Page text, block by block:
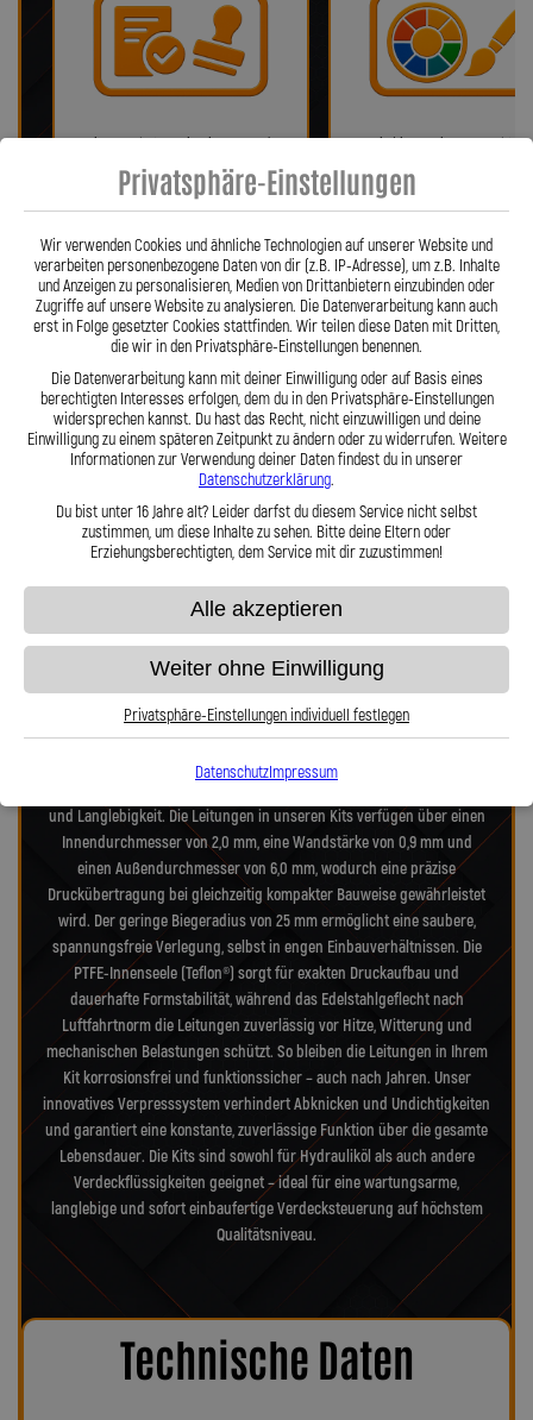
Bei uns erhalten Sie eine ABE oder
ein Teilegutachten (falls
notwendig)!
Wir bieten eine Auswahl
verschiedenen Farben!
Fragen? Unser Team ist täglich per
Telefon oder Mail für Sie da.
Einfache Montage dank
und 360° verdrehbarer
Präzision in Zahlen: Unsere technischen
Highlights
Unsere Stahlflex-Verdeckleitungs-Kits für Opel Astra Astra-G (T98C)
Astra Cabrio 2.2 wurden speziell für die hohen Anforderungen
moderner- und alter-Verdecksysteme entwickelt. Jedes Kit vereint
Technik nach Luftfahrtnorm, hochfeste Edelstahlanschlüsse und
und Langlebigkeit. Die Leitungen in unseren Kits verfügen über einen
Innendurchmesser von 2,0 mm, eine Wandstärke von 0,9 mm und
einen Außendurchmesser von 6,0 mm, wodurch eine präzise
Druckübertragung bei gleichzeitig kompakter Bauweise gewährleistet
wird. Der geringe Biegeradius von 25 mm ermöglicht eine saubere,
spannungsfreie Verlegung, selbst in engen Einbauverhältnissen. Die
PTFE-Innenseele (Teflon®) sorgt für exakten Druckaufbau und
dauerhafte Formstabilität, während das Edelstahlgeflecht nach
Luftfahrtnorm die Leitungen zuverlässig vor Hitze, Witterung und
mechanischen Belastungen schützt. So bleiben die Leitungen in Ihrem
Kit korrosionsfrei und funktionssicher – auch nach Jahren. Unser
innovatives Verpresssystem verhindert Abknicken und Undichtigkeiten
und garantiert eine konstante, zuverlässige Funktion über die gesamte
Lebensdauer. Die Kits sind sowohl für Hydrauliköl als auch andere
Verdeckflüssigkeiten geeignet – ideal für eine wartungsarme,
langlebige und sofort einbaufertige Verdecksteuerung auf höchstem
Qualitätsniveau.
Technische Daten
Privatsphäre-Einstellungen
Wir verwenden Cookies und ähnliche Technologien auf unserer Website und
verarbeiten personenbezogene Daten von dir (z.B. IP-Adresse), um z.B. Inhalte
und Anzeigen zu personalisieren, Medien von Drittanbietern einzubinden oder
Zugriffe auf unsere Website zu analysieren. Die Datenverarbeitung kann auch
erst in Folge gesetzter Cookies stattfinden. Wir teilen diese Daten mit Dritten,
die wir in den Privatsphäre-Einstellungen benennen.
Die Datenverarbeitung kann mit deiner Einwilligung oder auf Basis eines
berechtigten Interesses erfolgen, dem du in den Privatsphäre-Einstellungen
widersprechen kannst. Du hast das Recht, nicht einzuwilligen und deine
Einwilligung zu einem späteren Zeitpunkt zu ändern oder zu widerrufen. Weitere
Informationen zur Verwendung deiner Daten findest du in unserer
Datenschutzerklärung.
Du bist unter 16 Jahre alt? Leider darfst du diesem Service nicht selbst
zustimmen, um diese Inhalte zu sehen. Bitte deine Eltern oder
Erziehungsberechtigten, dem Service mit dir zuzustimmen!
Alle akzeptieren
Weiter ohne Einwilligung
Privatsphäre-Einstellungen individuell festlegen
DatenschutzImpressum